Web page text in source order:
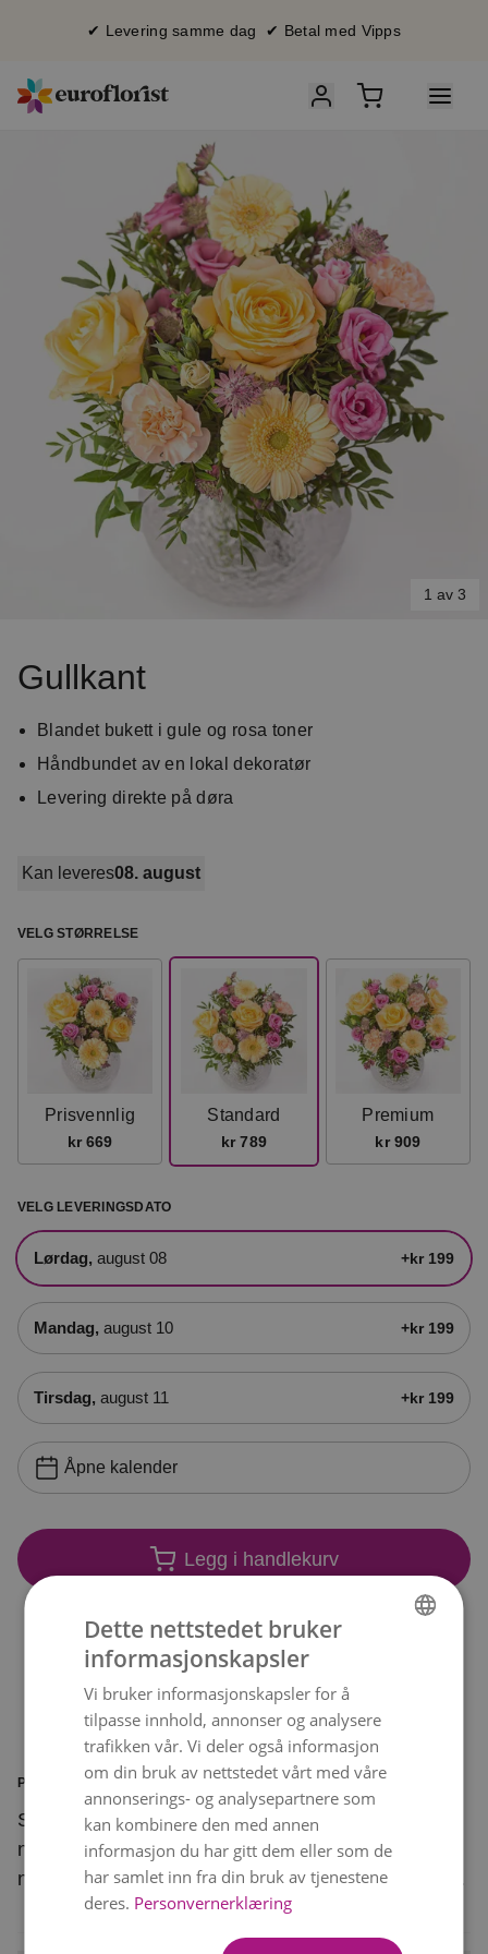
✔ Levering samme dag ✔ Betal med Vipps
1 av 3
Gullkant
Blandet bukett i gule og rosa toner
Håndbundet av en lokal dekoratør
Levering direkte på døra
Kan leveres08. august
VELG STØRRELSE
Prisvennlig
kr 669
Standard
kr 789
Premium
kr 909
VELG LEVERINGSDATO
lørdag, august 08 +kr 199
mandag, august 10 +kr 199
tirsdag, august 11 +kr 199
Åpne kalender
Legg i handlekurv
PRODUKTINFORMASJON
Sett en gullkant på hverdagen med denne
nydelige buketten. Et vakkert blomsterknippe i
nyanser av aprikos og rosa som sprer mye glede.
ENGLISH
Dette nettstedet bruker
informasjonskapsler
Vi bruker informasjonskapsler for å
tilpasse innhold, annonser og analysere
trafikken vår. Vi deler også informasjon
om din bruk av nettstedet vårt med våre
annonserings- og analysepartnere som
kan kombinere den med annen
informasjon du har gitt dem eller som de
har samlet inn fra din bruk av tjenestene
deres. Personvernerklæring